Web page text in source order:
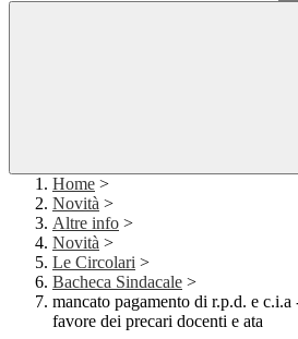
Home >
Novità >
Altre info >
Novità >
Le Circolari >
Bacheca Sindacale >
mancato pagamento di r.p.d. e
favore dei precari docenti e ata